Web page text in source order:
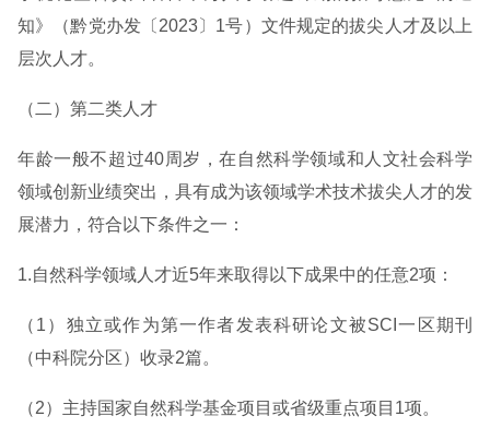
知》（黔党办发〔2023〕1号）文件规定的拔尖人才及以上
层次人才。
（二）第二类人才
年龄一般不超过40周岁，在自然科学领域和人文社会科学
领域创新业绩突出，具有成为该领域学术技术拔尖人才的发
展潜力，符合以下条件之一：
1.自然科学领域人才近5年来取得以下成果中的任意2项：
（1）独立或作为第一作者发表科研论文被SCI一区期刊
（中科院分区）收录2篇。
（2）主持国家自然科学基金项目或省级重点项目1项。